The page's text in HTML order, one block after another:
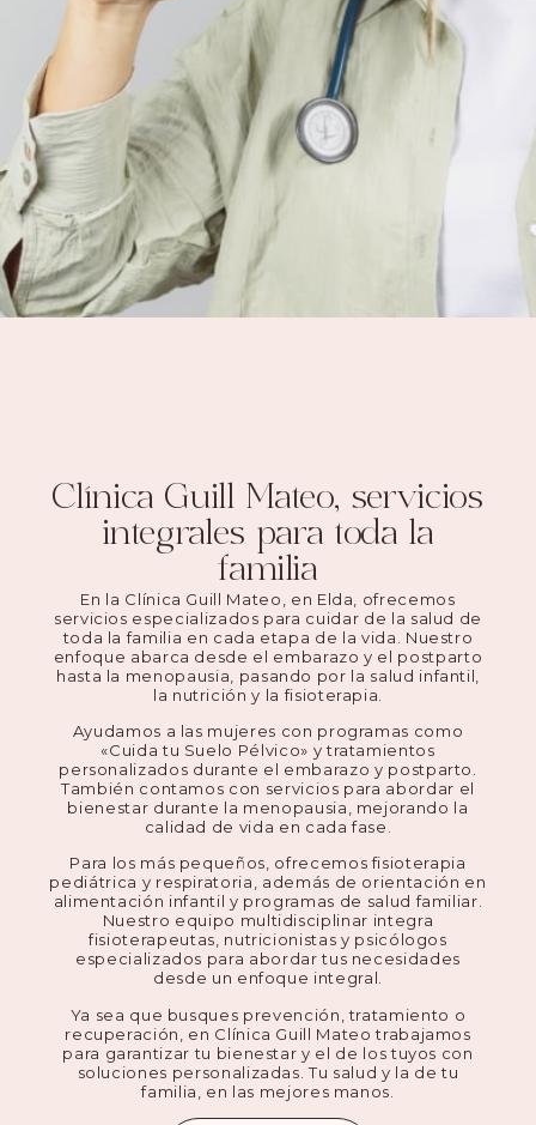
Clínica Guill Mateo, servicios
integrales para toda la
familia
En la Clínica Guill Mateo, en Elda, ofrecemos
servicios especializados para cuidar de la salud de
toda la familia en cada etapa de la vida. Nuestro
enfoque abarca desde el embarazo y el postparto
hasta la menopausia, pasando por la salud infantil,
la nutrición y la fisioterapia.
Ayudamos a las mujeres con programas como
«Cuida tu Suelo Pélvico» y tratamientos
personalizados durante el embarazo y postparto.
También contamos con servicios para abordar el
bienestar durante la menopausia, mejorando la
calidad de vida en cada fase.
Para los más pequeños, ofrecemos fisioterapia
pediátrica y respiratoria, además de orientación en
alimentación infantil y programas de salud familiar.
Nuestro equipo multidisciplinar integra
fisioterapeutas, nutricionistas y psicólogos
especializados para abordar tus necesidades
desde un enfoque integral.
Ya sea que busques prevención, tratamiento o
recuperación, en Clínica Guill Mateo trabajamos
para garantizar tu bienestar y el de los tuyos con
soluciones personalizadas. Tu salud y la de tu
familia, en las mejores manos.